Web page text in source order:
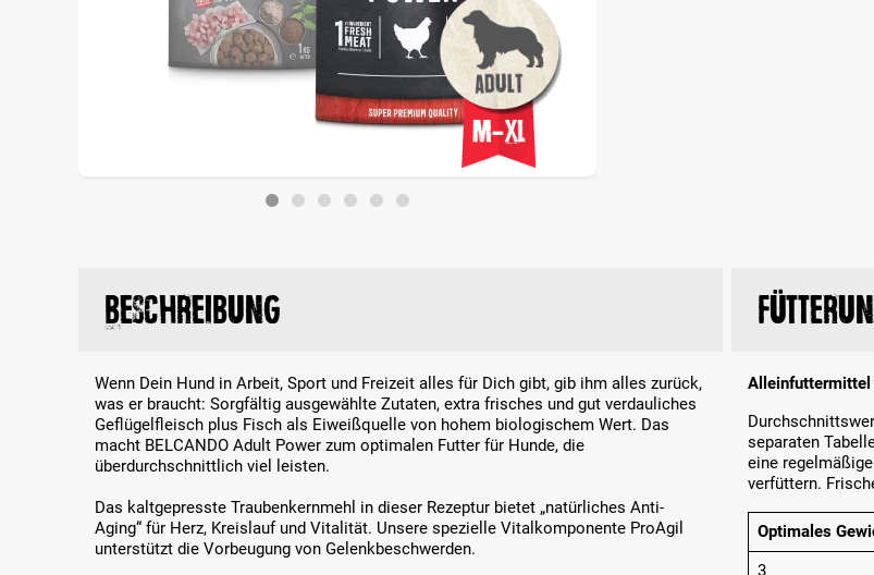
Beschreibung
Wenn Dein Hund in Arbeit, Sport und Freizeit alles für Dich gibt, gib ihm alles zurück,
was er braucht: Sorgfältig ausgewählte Zutaten, extra frisches und gut verdauliches
Geflügelfleisch plus Fisch als Eiweißquelle von hohem biologischem Wert. Das
macht BELCANDO Adult Power zum optimalen Futter für Hunde, die
überdurchschnittlich viel leisten.
Das kaltgepresste Traubenkernmehl in dieser Rezeptur bietet „natürliches Anti-
Aging“ für Herz, Kreislauf und Vitalität. Unsere spezielle Vitalkomponente ProAgil
unterstützt die Vorbeugung von Gelenkbeschwerden.
Alleinfuttermittel
separaten
eine
verfüttern.
Optimales
3